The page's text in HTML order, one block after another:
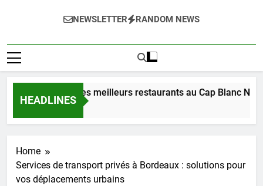
NEWSLETTER RANDOM NEWS
HEADLINES
Découverte des meilleurs restaurants au Cap Blanc Nez
7 Jours Ago
Home
Services de transport privés à Bordeaux : solutions pour
vos déplacements urbains